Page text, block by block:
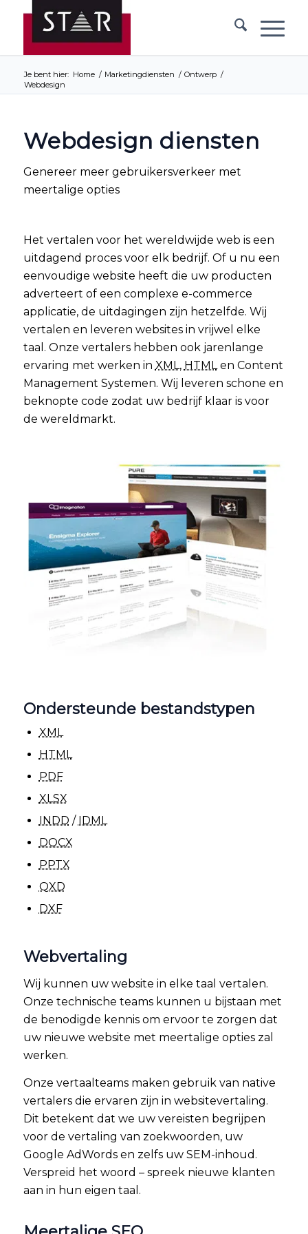
Je bent hier: Home / Marketingdiensten / Ontwerp /
Webdesign
Webdesign diensten
Genereer meer gebruikersverkeer met
meertalige opties
Het vertalen voor het wereldwijde web is een
uitdagend proces voor elk bedrijf. Of u nu een
eenvoudige website heeft die uw producten
adverteert of een complexe e-commerce
applicatie, de uitdagingen zijn hetzelfde. Wij
vertalen en leveren websites in vrijwel elke
taal. Onze vertalers hebben ook jarenlange
ervaring met werken in XML, HTMLen Content
Management Systemen. Wij leveren schone en
beknopte code zodat uw bedrijf klaar is voor
de wereldmarkt.
Ondersteunde bestandstypen
XML
HTML
PDF
XLSX
INDD / IDML
DOCX
PPTX
QXD
DXF
Webvertaling
Wij kunnen uw website in elke taal vertalen.
Onze technische teams kunnen u bijstaan met
de benodigde kennis om ervoor te zorgen dat
uw nieuwe website met meertalige opties zal
werken.
Onze vertaalteams maken gebruik van native
vertalers die ervaren zijn in websitevertaling.
Dit betekent dat we uw vereisten begrijpen
voor de vertaling van zoekwoorden, uw
Google AdWords en zelfs uw SEM-inhoud.
Verspreid het woord – spreek nieuwe klanten
aan in hun eigen taal.